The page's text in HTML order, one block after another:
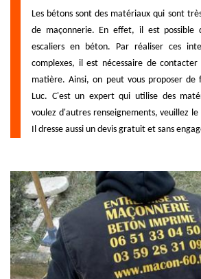
Les bétons sont des matériaux qui sont
de maçonnerie. En effet, il est possible
escaliers en béton. Par réaliser ces
complexes, il est nécessaire de contacter
matière. Ainsi, on peut vous proposer de
Luc. C'est un expert qui utilise des
voulez d'autres renseignements, veuillez
Il dresse aussi un devis gratuit et sans